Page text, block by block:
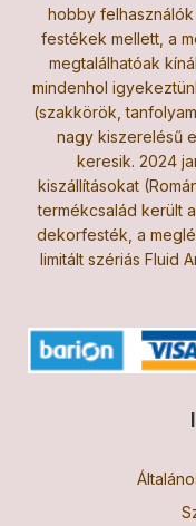
hobby
festékek mellett, a
megtalálhatóak
mindenhol
(szakkörök,
nagy kiszerelésű
keresik. 2024
kiszállításokat
termékcsalád került
dekorfesték, a
limitált szériás Fluid